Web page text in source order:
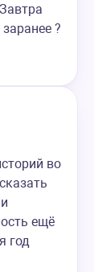
?
во
ещё
год